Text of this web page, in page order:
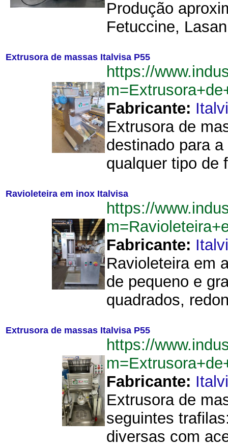
Produção
Fetuccine,
Extrusora de massas Italvisa P55
https://
Fabricante:
Extrusora de
destinado para
qualquer tipo de
Ravioleteira em inox Italvisa
https://
Fabricante:
Ravioleteira em
de pequeno e
quadrados,
Extrusora de massas Italvisa P55
https://
Fabricante:
Extrusora de
seguintes
diversas com